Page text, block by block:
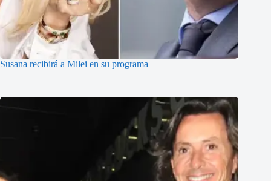
Susana recibirá a Milei en su programa